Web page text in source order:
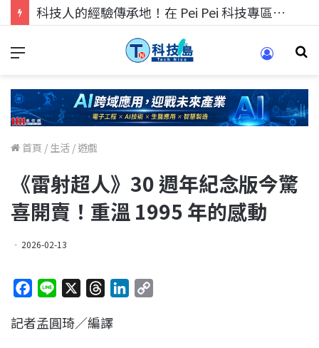
科技人找工作，就到TECH+ 科技專區!
首頁 / 生活 / 遊戲
《雷射超人》30 週年紀念版今驚
喜開賣！重溫 1995 年的感動
2026-02-13
c
n
r
記者孟圓琦／編譯